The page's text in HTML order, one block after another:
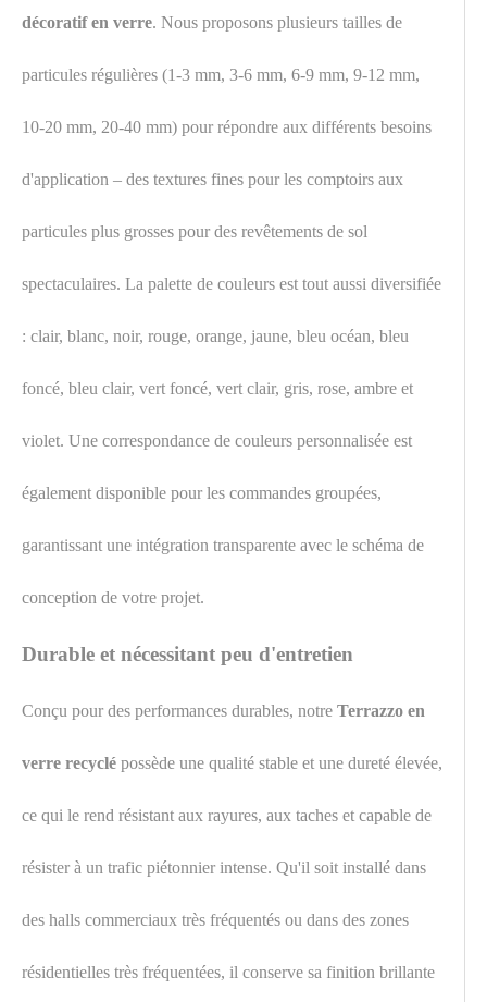
décoratif en verre. Nous proposons plusieurs tailles de
particules régulières (1-3 mm, 3-6 mm, 6-9 mm, 9-12 mm,
10-20 mm, 20-40 mm) pour répondre aux différents besoins
d'application – des textures fines pour les comptoirs aux
particules plus grosses pour des revêtements de sol
spectaculaires. La palette de couleurs est tout aussi diversifiée
: clair, blanc, noir, rouge, orange, jaune, bleu océan, bleu
foncé, bleu clair, vert foncé, vert clair, gris, rose, ambre et
violet. Une correspondance de couleurs personnalisée est
également disponible pour les commandes groupées,
garantissant une intégration transparente avec le schéma de
conception de votre projet.
Durable et nécessitant peu d'entretien
Conçu pour des performances durables, notre Terrazzo en
verre recyclé possède une qualité stable et une dureté élevée,
ce qui le rend résistant aux rayures, aux taches et capable de
résister à un trafic piétonnier intense. Qu'il soit installé dans
des halls commerciaux très fréquentés ou dans des zones
résidentielles très fréquentées, il conserve sa finition brillante